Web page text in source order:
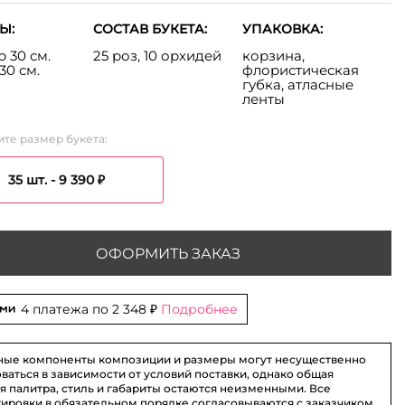
35 шт. - 9 390 ₽
30 см.
см.
СОСТАВ БУКЕТА:
25 роз, 10 орхидей
УПАКОВКА:
корзина,
флористическая
губка, атласные
ленты
размер букета:
35 шт. -9 390 ₽
ОФОРМИТЬ ЗАКАЗ
4 платежа по2 348 ₽ Подробнее
компоненты композиции и размеры могут несущественно
в зависимости от условий поставки, однако общая
палитра, стиль и габариты остаются неизменными. Все